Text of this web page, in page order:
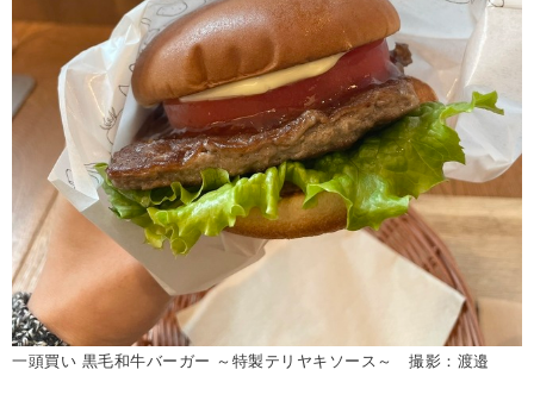
一頭買い 黒毛和牛バーガー ～特製テリヤキソース～ 撮影：渡邉